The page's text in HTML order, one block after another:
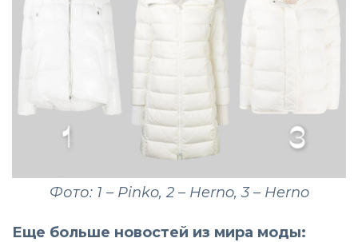
Фото: 1 – Pinko, 2 – Herno, 3 – Herno
Еще больше новостей из мира моды: